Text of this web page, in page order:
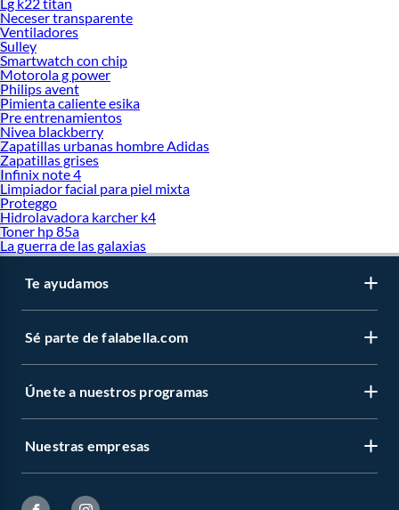
Lg k22 titan
Neceser transparente
Ventiladores
Sulley
Smartwatch con chip
Motorola g power
Philips avent
Pimienta caliente esika
Pre entrenamientos
Nivea blackberry
Zapatillas urbanas hombre Adidas
Zapatillas grises
Infinix note 4
Limpiador facial para piel mixta
Proteggo
Hidrolavadora karcher k4
Toner hp 85a
La guerra de las galaxias
Te ayudamos
Sé parte de falabella.com
Únete a nuestros programas
Nuestras empresas